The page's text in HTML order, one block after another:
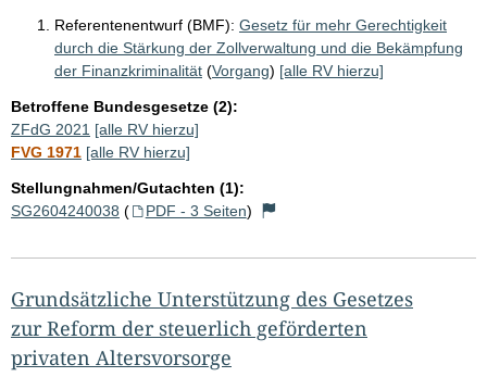
e
Referentenentwurf (BMF): Gesetz für mehr Gerechtigkeit
durch die Stärkung der Zollverwaltung und die Bekämpfung
der Finanzkriminalität (Vorgang) [alle RV hierzu]
Betroffene Bundesgesetze (2):
ZFdG 2021 [alle RV hierzu]
FVG 1971 [alle RV hierzu]
Stellungnahmen/Gutachten (1):
SG2604240038 ( PDF - 3 Seiten)
Grundsätzliche Unterstützung des Gesetzes
zur Reform der steuerlich geförderten
privaten Altersvorsorge